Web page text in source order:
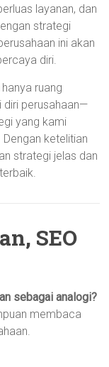
layanan, dan
strategi
ini akan
diri.
ruang
diri perusahaan—
yang kami
ketelitian
strategi jelas dan
SEO
sebagai analogi?
membaca